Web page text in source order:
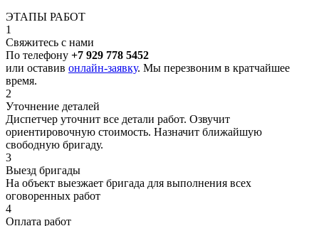
ЭТАПЫ РАБОТ
1
Свяжитесь с нами
По телефону +7 929 778 5452
или оставив онлайн-заявку. Мы перезвоним в кратчайшее
время.
2
Уточнение деталей
Диспетчер уточнит все детали работ. Озвучит
ориентировочную стоимость. Назначит ближайшую
свободную бригаду.
3
Выезд бригады
На объект выезжает бригада для выполнения всех
оговоренных работ
4
Оплата работ